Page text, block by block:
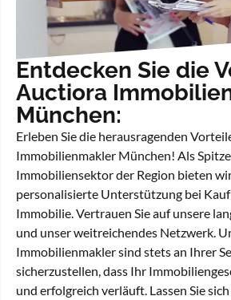
Entdecken Sie die
Auctiora
München:
Erleben Sie die herausragenden
Immobilienmakler München! Als
Immobiliensektor der Region bieten
personalisierte Unterstützung bei
Immobilie. Vertrauen Sie auf unsere
und unser weitreichendes Netzwerk.
Immobilienmakler sind stets an Ihrer
sicherzustellen, dass Ihr
und erfolgreich verläuft. Lassen Sie